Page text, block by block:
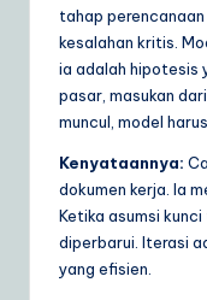
tahap perencanaan
kesalahan kritis.
ia adalah hipotesis
pasar, masukan
muncul, model
Kenyataannya:
dokumen kerja. Ia
Ketika asumsi
diperbarui. Iterasi
yang efisien.